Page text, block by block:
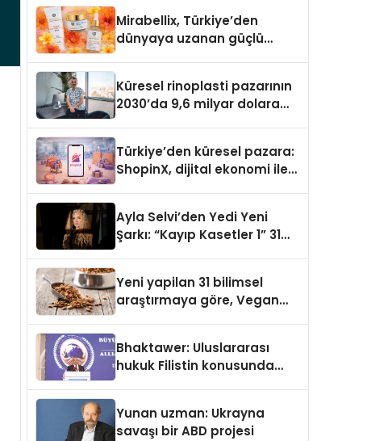
Mirabellix, Türkiye’den
dünyaya uzanan güçlü
Küresel rinoplasti pazarının
2030’da 9,6 milyar dolara
Türkiye’den küresel pazara:
ShopinX, dijital ekonomi ile
Ayla Selvi’den Yedi Yeni
Şarkı: “Kayıp Kasetler 1” 31
Yeni yapilan 31 bilimsel
araştırmaya göre, Vegan
Sindirildiğini Ortaya Koydu
Bhaktawer: Uluslararası
hukuk Filistin konusunda
Yunan uzman: Ukrayna
savaşı bir ABD projesi